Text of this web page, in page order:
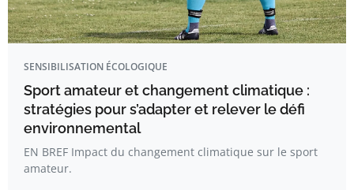
SENSIBILISATION ÉCOLOGIQUE
Sport amateur et changement climatique :
stratégies pour s’adapter et relever le défi
environnemental
EN BREF Impact du changement climatique sur le sport
amateur.